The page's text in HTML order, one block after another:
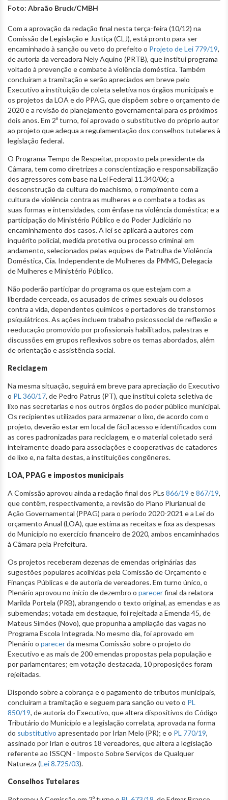
Foto: Abraão Bruck/CMBH
Com a aprovação da redação final nesta terça-feira (10/12) na
Comissão de Legislação e Justiça (CLJ), está pronto para ser
encaminhado à sanção ou veto do prefeito o Projeto de Lei 779/19,
de autoria da vereadora Nely Aquino (PRTB), que institui programa
voltado à prevenção e combate à violência doméstica. Também
concluíram a tramitação e serão apreciados em breve pelo
Executivo a instituição de coleta seletiva nos órgãos municipais e
os projetos da LOA e do PPAG, que dispõem sobre o orçamento de
2020 e a revisão do planejamento governamental para os próximos
dois anos. Em 2º turno, foi aprovado o substitutivo do próprio autor
ao projeto que adequa a regulamentação dos conselhos tutelares à
legislação federal.
O Programa Tempo de Respeitar, proposto pela presidente da
Câmara, tem como diretrizes a conscientização e responsabilização
dos agressores com base na Lei Federal 11.340/06; a
desconstrução da cultura do machismo, o rompimento com a
cultura de violência contra as mulheres e o combate a todas as
suas formas e intensidades, com ênfase na violência doméstica; e a
participação do Ministério Público e do Poder Judiciário no
encaminhamento dos casos. A lei se aplicará a autores com
inquérito policial, medida protetiva ou processo criminal em
andamento, selecionados pelas equipes de Patrulha de Violência
Doméstica, Cia. Independente de Mulheres da PMMG, Delegacia
de Mulheres e Ministério Público.
Não poderão participar do programa os que estejam com a
liberdade cerceada, os acusados de crimes sexuais ou dolosos
contra a vida, dependentes químicos e portadores de transtornos
psiquiátricos. As ações incluem trabalho psicossocial de reflexão e
reeducação promovido por profissionais habilitados, palestras e
discussões em grupos reflexivos sobre os temas abordados, além
de orientação e assistência social.
Reciclagem
Na mesma situação, seguirá em breve para apreciação do Executivo
o PL 360/17, de Pedro Patrus (PT), que institui coleta seletiva de
lixo nas secretarias e nos outros órgãos do poder público municipal.
Os recipientes utilizados para armazenar o lixo, de acordo com o
projeto, deverão estar em local de fácil acesso e identificados com
as cores padronizadas para reciclagem, e o material coletado será
inteiramente doado para associações e cooperativas de catadores
de lixo e, na falta destas, a instituições congêneres.
LOA, PPAG e impostos municipais
A Comissão aprovou ainda a redação final dos PLs 866/19 e867/19,
que contêm, respectivamente, a revisão do Plano Plurianual de
Ação Governamental (PPAG) para o período 2020-2021 e a Lei do
orçamento Anual (LOA), que estima as receitas e fixa as despesas
do Município no exercício financeiro de 2020, ambos encaminhados
à Câmara pela Prefeitura.
Os projetos receberam dezenas de emendas originárias das
sugestões populares acolhidas pela Comissão de Orçamento e
Finanças Públicas e de autoria de vereadores. Em turno único, o
Plenário aprovou no início de dezembro o parecerfinal da relatora
Marilda Portela (PRB), abrangendo o texto original, as emendas e as
subemendas; votada em destaque, foi rejeitada a Emenda 45, de
Mateus Simões (Novo), que propunha a ampliação das vagas no
Programa Escola Integrada. No mesmo dia, foi aprovado em
Plenário o parecerda mesma Comissão sobre o projeto do
Executivo e as mais de 200 emendas propostas pela população e
por parlamentares; em votação destacada, 10 proposições foram
rejeitadas.
Dispondo sobre a cobrança e o pagamento de tributos municipais,
concluíram a tramitação e seguem para sanção ou veto o PL
850/19, de autoria do Executivo, que altera dispositivos do Código
Tributário do Município e a legislação correlata, aprovada na forma
do substitutivo apresentado por Irlan Melo (PR); e o PL 770/19,
assinado por Irlan e outros 18 vereadores, que altera a legislação
referente ao ISSQN - Imposto Sobre Serviços de Qualquer
Natureza (Lei 8.725/03).
Conselhos Tutelares